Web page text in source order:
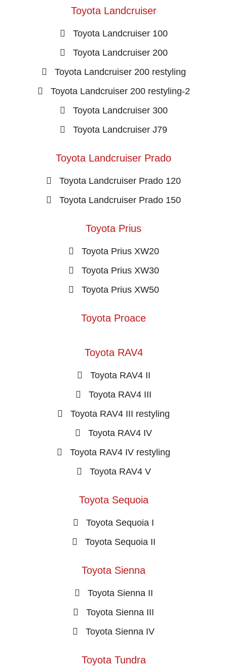
Toyota Landcruiser
Toyota Landcruiser 100
Toyota Landcruiser 200
Toyota Landcruiser 200 restyling
Toyota Landcruiser 200 restyling-2
Toyota Landcruiser 300
Toyota Landcruiser J79
Toyota Landcruiser Prado
Toyota Landcruiser Prado 120
Toyota Landcruiser Prado 150
Toyota Prius
Toyota Prius XW20
Toyota Prius XW30
Toyota Prius XW50
Toyota Proace
Toyota RAV4
Toyota RAV4 II
Toyota RAV4 III
Toyota RAV4 III restyling
Toyota RAV4 IV
Toyota RAV4 IV restyling
Toyota RAV4 V
Toyota Sequoia
Toyota Sequoia I
Toyota Sequoia II
Toyota Sienna
Toyota Sienna II
Toyota Sienna III
Toyota Sienna IV
Toyota Tundra